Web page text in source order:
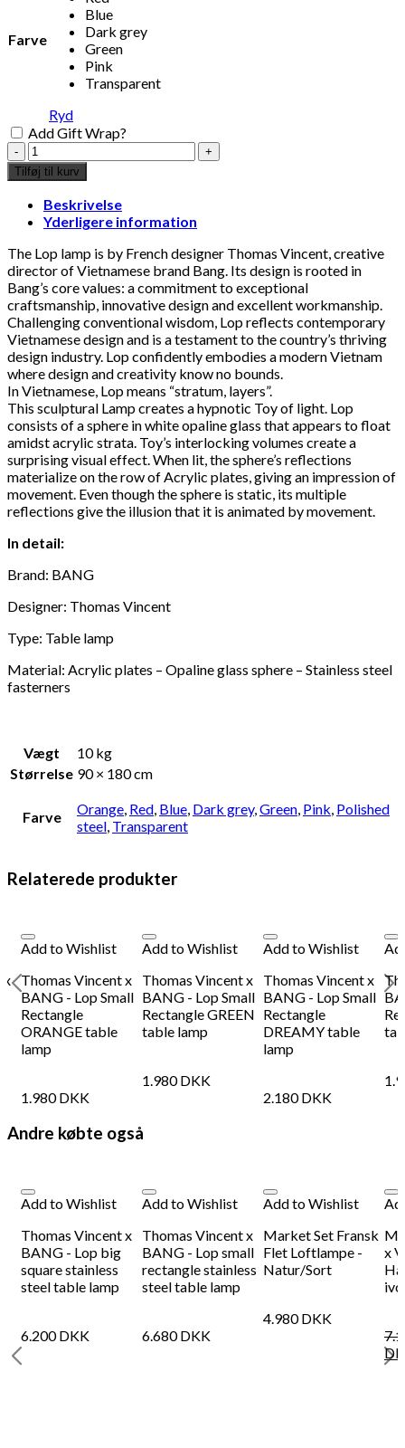
Farve
Blue
Dark grey
Green
Pink
Transparent
Ryd
Add Gift Wrap?
Thomas
Vincent
x
BANG
-
Lop
Small
Rectangle
MILKEY
table
lamp
antal
Tilføj til kurv
Beskrivelse
Yderligere information
The Lop lamp is by French designer Thomas Vincent, creative
director of Vietnamese brand Bang. Its design is rooted in
Bang’s core values: a commitment to exceptional
craftsmanship, innovative design and excellent workmanship.
Challenging conventional wisdom, Lop reflects contemporary
Vietnamese design and is a testament to the country’s thriving
design industry. Lop confidently embodies a modern Vietnam
where design and creativity know no bounds.
In Vietnamese, Lop means “stratum, layers”.
This sculptural Lamp creates a hypnotic Toy of light. Lop
consists of a sphere in white opaline glass that appears to float
amidst acrylic strata. Toy’s interlocking volumes create a
surprising visual effect. When lit, the sphere’s reflections
materialize on the row of Acrylic plates, giving an impression of
movement. Even though the sphere is static, its multiple
reflections give the illusion that it is animated by movement.
In detail:
Brand: BANG
Designer: Thomas Vincent
Type: Table lamp
Material: Acrylic plates – Opaline glass sphere – Stainless steel
fasterners
Vægt
10 kg
Størrelse 90 × 180 cm
Farve Orange, Red, Blue, Dark grey,Green, Pink, Polished
steel, Transparent
Relaterede produkter
x
Add to Wishlist
Thomas Vincent x
BANG - Lop Small
Rectangle
ORANGE table
lamp
1.980DKK
Add to Wishlist
Thomas Vincent x
BANG - Lop Small
Rectangle GREEN
table lamp
1.980DKK
Add to Wishlist
Thomas Vincent x
BANG - Lop Small
Rectangle
DREAMY table
lamp
2.180DKK
Andre købte også
Add to Wishlist
Thomas Vincent x
BANG - Lop big
square stainless
steel table lamp
6.200DKK
Add to Wishlist
Thomas Vincent x
BANG - Lop small
rectangle stainless
steel table lamp
6.680DKK
Add to Wishlist
Market Set Fransk
Flet Loftlampe -
Natur/Sort
4.980DKK
x